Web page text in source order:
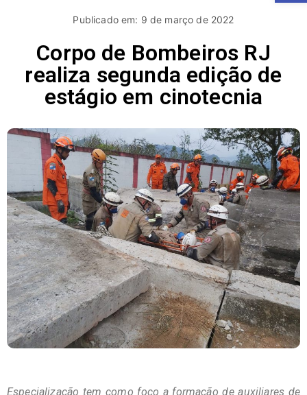
Publicado em: 9 de março de 2022
Corpo de Bombeiros RJ
realiza segunda edição de
estágio em cinotecnia
Especialização tem como foco a formação de auxiliares de